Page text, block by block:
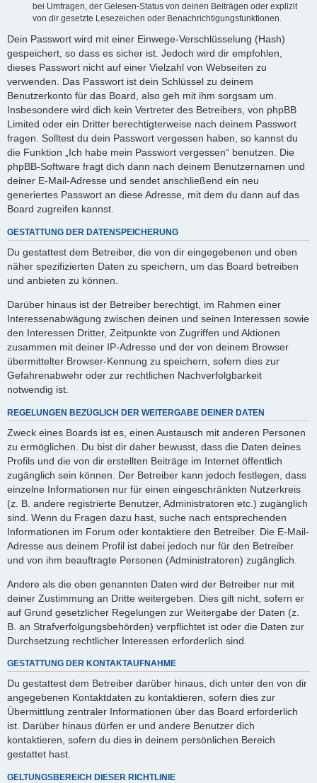
bei Umfragen, der Gelesen-Status von deinen Beiträgen oder explizit
von dir gesetzte Lesezeichen oder Benachrichtigungsfunktionen.
Dein Passwort wird mit einer Einwege-Verschlüsselung (Hash)
gespeichert, so dass es sicher ist. Jedoch wird dir empfohlen,
dieses Passwort nicht auf einer Vielzahl von Webseiten zu
verwenden. Das Passwort ist dein Schlüssel zu deinem
Benutzerkonto für das Board, also geh mit ihm sorgsam um.
Insbesondere wird dich kein Vertreter des Betreibers, von phpBB
Limited oder ein Dritter berechtigterweise nach deinem Passwort
fragen. Solltest du dein Passwort vergessen haben, so kannst du
die Funktion „Ich habe mein Passwort vergessen“ benutzen. Die
phpBB-Software fragt dich dann nach deinem Benutzernamen und
deiner E-Mail-Adresse und sendet anschließend ein neu
generiertes Passwort an diese Adresse, mit dem du dann auf das
Board zugreifen kannst.
GESTATTUNG DER DATENSPEICHERUNG
Du gestattest dem Betreiber, die von dir eingegebenen und oben
näher spezifizierten Daten zu speichern, um das Board betreiben
und anbieten zu können.
Darüber hinaus ist der Betreiber berechtigt, im Rahmen einer
Interessenabwägung zwischen deinen und seinen Interessen sowie
den Interessen Dritter, Zeitpunkte von Zugriffen und Aktionen
zusammen mit deiner IP-Adresse und der von deinem Browser
übermittelter Browser-Kennung zu speichern, sofern dies zur
Gefahrenabwehr oder zur rechtlichen Nachverfolgbarkeit
notwendig ist.
REGELUNGEN BEZÜGLICH DER WEITERGABE DEINER DATEN
Zweck eines Boards ist es, einen Austausch mit anderen Personen
zu ermöglichen. Du bist dir daher bewusst, dass die Daten deines
Profils und die von dir erstellten Beiträge im Internet öffentlich
zugänglich sein können. Der Betreiber kann jedoch festlegen, dass
einzelne Informationen nur für einen eingeschränkten Nutzerkreis
(z. B. andere registrierte Benutzer, Administratoren etc.) zugänglich
sind. Wenn du Fragen dazu hast, suche nach entsprechenden
Informationen im Forum oder kontaktiere den Betreiber. Die E-Mail-
Adresse aus deinem Profil ist dabei jedoch nur für den Betreiber
und von ihm beauftragte Personen (Administratoren) zugänglich.
Andere als die oben genannten Daten wird der Betreiber nur mit
deiner Zustimmung an Dritte weitergeben. Dies gilt nicht, sofern er
auf Grund gesetzlicher Regelungen zur Weitergabe der Daten (z.
B. an Strafverfolgungsbehörden) verpflichtet ist oder die Daten zur
Durchsetzung rechtlicher Interessen erforderlich sind.
GESTATTUNG DER KONTAKTAUFNAHME
Du gestattest dem Betreiber darüber hinaus, dich unter den von dir
angegebenen Kontaktdaten zu kontaktieren, sofern dies zur
Übermittlung zentraler Informationen über das Board erforderlich
ist. Darüber hinaus dürfen er und andere Benutzer dich
kontaktieren, sofern du dies in deinem persönlichen Bereich
gestattet hast.
GELTUNGSBEREICH DIESER RICHTLINIE